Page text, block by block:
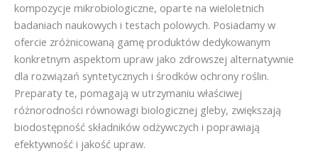
kompozycje mikrobiologiczne, oparte na wieloletnich
badaniach naukowych i testach polowych. Posiadamy w
ofercie zróżnicowaną gamę produktów dedykowanym
konkretnym aspektom upraw jako zdrowszej alternatywnie
dla rozwiązań syntetycznych i środków ochrony roślin.
Preparaty te, pomagają w utrzymaniu właściwej
różnorodności równowagi biologicznej gleby, zwiększają
biodostępność składników odżywczych i poprawiają
efektywność i jakość upraw.